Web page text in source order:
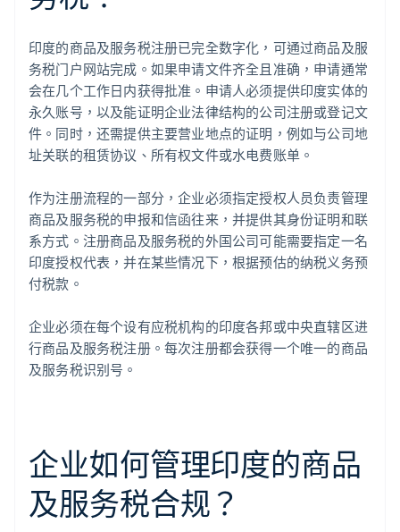
印度的商品及服务税注册已完全数字化，可通过商品及服
务税门户网站完成。如果申请文件齐全且准确，申请通常
会在几个工作日内获得批准。申请人必须提供印度实体的
永久账号，以及能证明企业法律结构的公司注册或登记文
件。同时，还需提供主要营业地点的证明，例如与公司地
址关联的租赁协议、所有权文件或水电费账单。
作为注册流程的一部分，企业必须指定授权人员负责管理
商品及服务税的申报和信函往来，并提供其身份证明和联
系方式。注册商品及服务税的外国公司可能需要指定一名
印度授权代表，并在某些情况下，根据预估的纳税义务预
付税款。
企业必须在每个设有应税机构的印度各邦或中央直辖区进
行商品及服务税注册。每次注册都会获得一个唯一的商品
及服务税识别号。
企业如何管理印度的商品
及服务税合规？